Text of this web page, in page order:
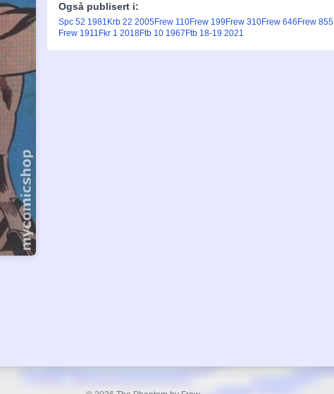
Også publisert i:
Spc 52 1981 Krb 22 2005Frew 110Frew 199 Frew 310Frew 646 Frew 855
Frew 1911 Fkr 1 2018Ftb 10 1967 Ftb 18-19 2021